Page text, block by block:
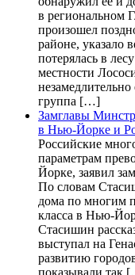
в региональном
произошел
районе, указало
потерялась в
местности
незамедлительно
группа […]
Замглавы
в Нью-Йорке и
Российские
параметрам
Йорке, заявил
По словам
дома по многим
класса в Нью-
Стасишин
выступал на
развитию
показывали так